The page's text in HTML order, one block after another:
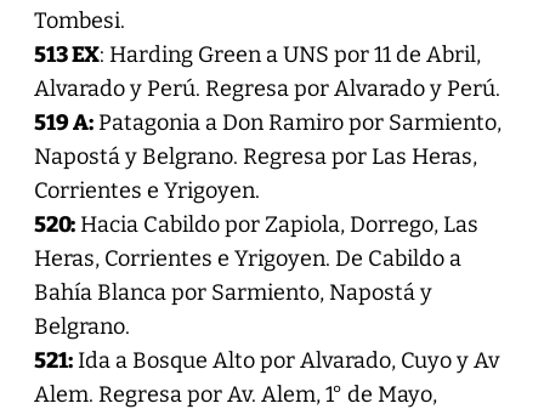
Tombesi.
513 EX: Harding Green a UNS por 11 de Abril,
Alvarado y Perú. Regresa por Alvarado y Perú.
519 A:Patagonia a Don Ramiro por Sarmiento,
Napostá y Belgrano. Regresa por Las Heras,
Corrientes e Yrigoyen.
520:Hacia Cabildo por Zapiola, Dorrego, Las
Heras, Corrientes e Yrigoyen. De Cabildo a
Bahía Blanca por Sarmiento, Napostá y
Belgrano.
521:Ida a Bosque Alto por Alvarado, Cuyo y Av
Alem. Regresa por Av. Alem, 1° de Mayo,